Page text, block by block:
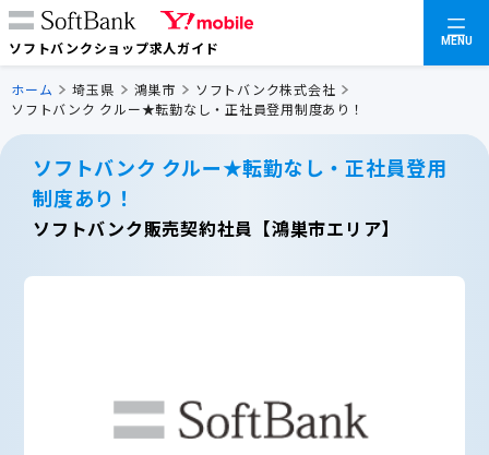
ソフトバンクショップ求人ガイド MENU
ホーム 埼玉県 鴻巣市
ソフトバンク株式会社
ソフトバンク クルー★転勤なし・正社員登用制度あり！
ソフトバンク クルー★転勤なし・正社員登用
制度あり！
ソフトバンク販売契約社員【鴻巣市エリア】